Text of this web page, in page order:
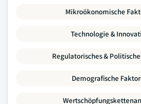
Mikroökonomische
Technologie &
Regulatorisches &
Demografische